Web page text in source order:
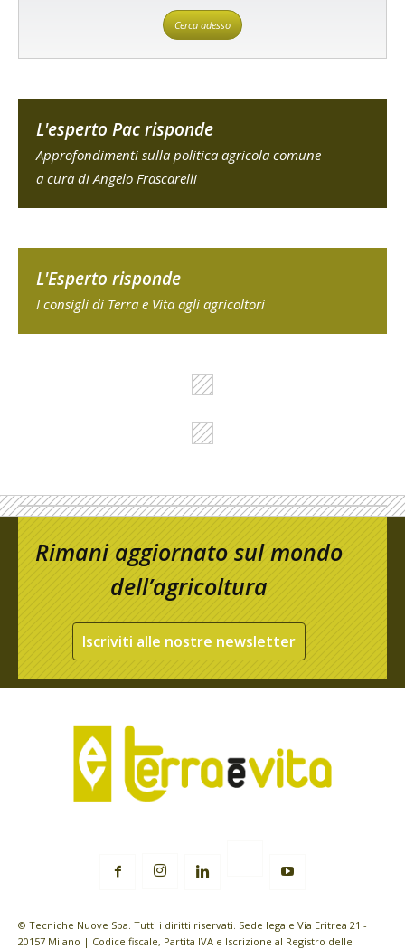
Cerca adesso
L'esperto Pac risponde
Approfondimenti sulla politica agricola comune
a cura di Angelo Frascarelli
L'Esperto risponde
I consigli di Terra e Vita agli agricoltori
Rimani aggiornato sul mondo
dell’agricoltura
Iscriviti alle nostre newsletter
© Tecniche Nuove Spa. Tutti i diritti riservati. Sede legale Via Eritrea 21 -
20157 Milano | Codice fiscale, Partita IVA e Iscrizione al Registro delle